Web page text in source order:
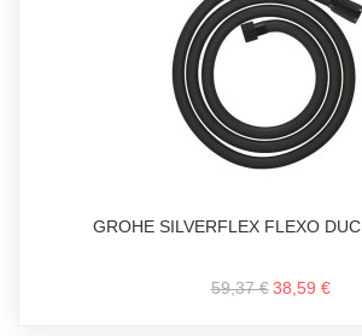
GROHE SILVERFLEX FLEXO
59,37 € 38,59 €